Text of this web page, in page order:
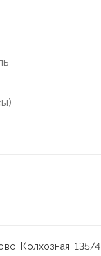
Колхозная, 135/4